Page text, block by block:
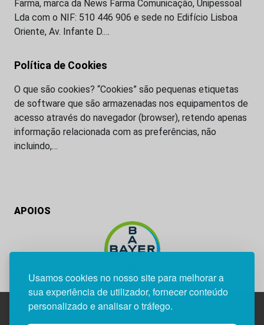
Usamos cookies no nosso site para melhorar a
sua experiência de utilizador, fornecer conteúdo
personalizado e analisar o tráfego.
Farma, marca da News Farma Comunicação, Unipessoal
Lda com o NIF: 510 446 906 e sede no Edifício Lisboa
Oriente, Av. Infante D.…
Política de Cookies
O que são cookies? “Cookies” são pequenas etiquetas
de software que são armazenadas nos equipamentos de
acesso através do navegador (browser), retendo apenas
informação relacionada com as preferências, não
incluindo,…
APOIOS